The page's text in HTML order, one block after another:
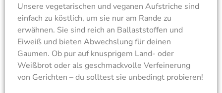
Unsere vegetarischen und veganen Aufstriche sind
einfach zu köstlich, um sie nur am Rande zu
erwähnen. Sie sind reich an Ballaststoffen und
Eiweiß und bieten Abwechslung für deinen
Gaumen. Ob pur auf knusprigem Land- oder
Weißbrot oder als geschmackvolle Verfeinerung
von Gerichten – du solltest sie unbedingt probieren!